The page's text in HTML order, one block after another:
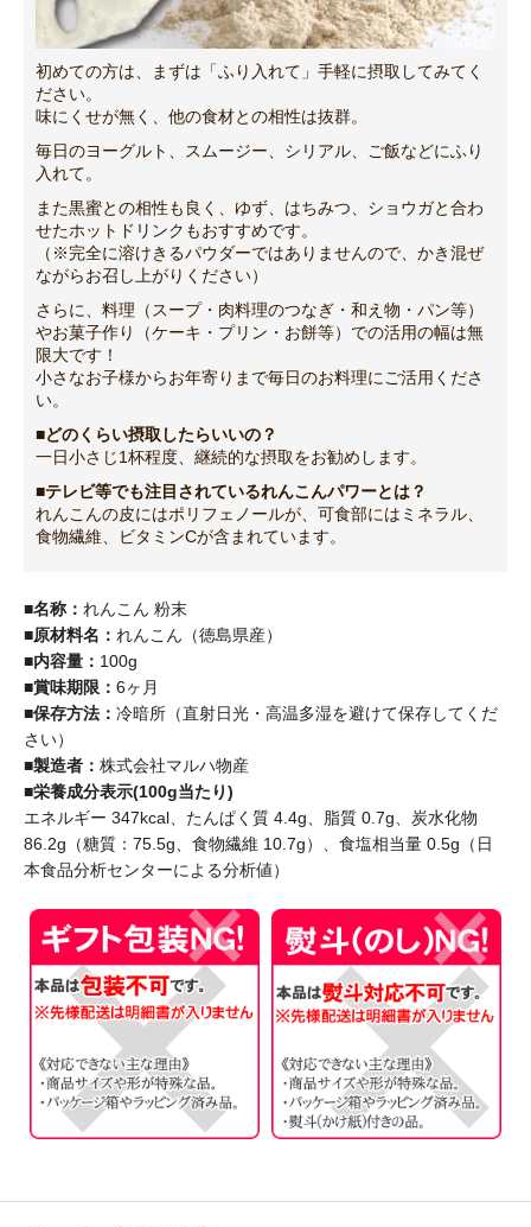
初めての方は、まずは「ふり入れて」手軽に摂取してみてく
ださい。
味にくせが無く、他の食材との相性は抜群。
毎日のヨーグルト、スムージー、シリアル、ご飯などにふり
入れて。
また黒蜜との相性も良く、ゆず、はちみつ、ショウガと合わ
せたホットドリンクもおすすめです。
（※完全に溶けきるパウダーではありませんので、かき混ぜ
ながらお召し上がりください）
さらに、料理（スープ・肉料理のつなぎ・和え物・パン等）
やお菓子作り（ケーキ・プリン・お餅等）での活用の幅は無
限大です！
小さなお子様からお年寄りまで毎日のお料理にご活用くださ
い。
■どのくらい摂取したらいいの？
一日小さじ1杯程度、継続的な摂取をお勧めします。
■テレビ等でも注目されているれんこんパワーとは？
れんこんの皮にはポリフェノールが、可食部にはミネラル、
食物繊維、ビタミンCが含まれています。
■名称： れんこん 粉末
■原材料名： れんこん（徳島県産）
■内容量： 100g
■賞味期限： 6ヶ月
■保存方法： 冷暗所（直射日光・高温多湿を避けて保存してくだ
さい）
■製造者： 株式会社マルハ物産
■栄養成分表示(100g当たり)
エネルギー 347kcal、たんぱく質 4.4g、脂質 0.7g、炭水化物
86.2g（糖質：75.5g、食物繊維 10.7g）、食塩相当量 0.5g（日
本食品分析センターによる分析値）